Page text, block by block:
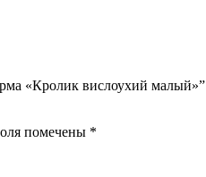
«Кролик вислоухий малый»”
помечены *